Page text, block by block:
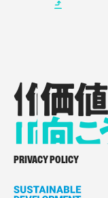
価値
向 こう
価値
向こ
価
向こ
価値観の向こう側へ。
PRIVACY POLICY